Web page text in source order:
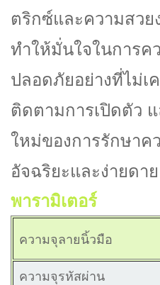
ตริกซ์และความสวย
ทำให้มั่นใจในการค
ปลอดภัยอย่างที่ไม่เ
ติดตามการเปิดตัว
ใหม่ของการรักษา
อัจฉริยะและง่ายดาย
พารามิเตอร์
ความจุลายนิ้วมือ
ความจุรหัสผ่าน